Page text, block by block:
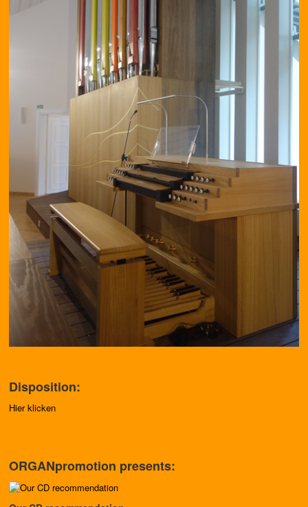
Disposition:
Hier klicken
ORGANpromotion presents: